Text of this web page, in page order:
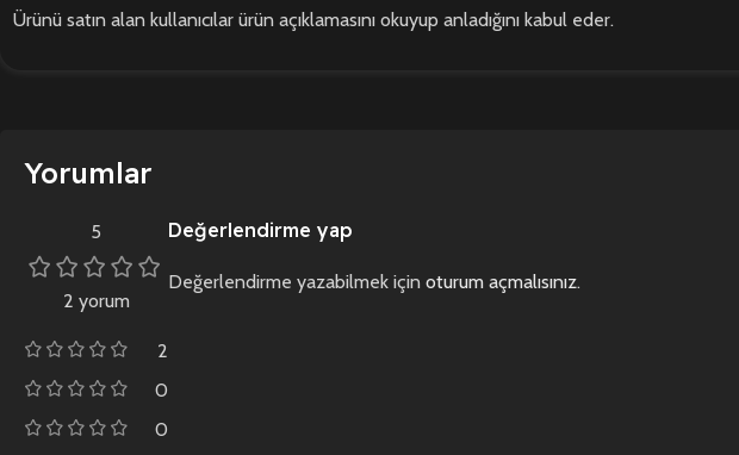
Ürünü satın alan kullanıcılar ürün açıklamasını okuyup anladığını kabul eder.
Yorumlar
5
2 yorum
2
0
0
Değerlendirme yap
Değerlendirme yazabilmek için oturum açmalısınız.